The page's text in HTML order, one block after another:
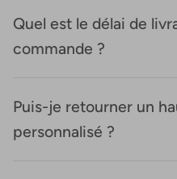
Quel est le délai de
commande ?
Puis-je retourner un
personnalisé ?